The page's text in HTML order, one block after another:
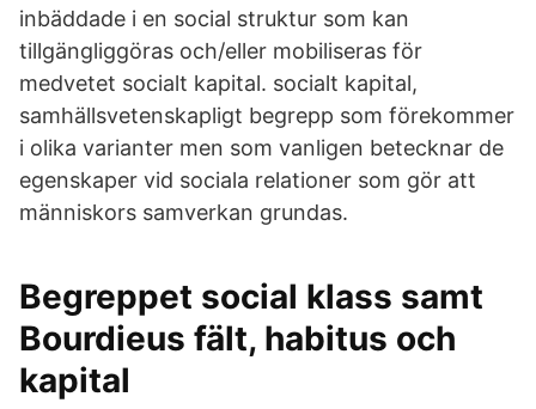
inbäddade i en social struktur som kan
tillgängliggöras och/eller mobiliseras för
medvetet socialt kapital. socialt kapital,
samhällsvetenskapligt begrepp som förekommer
i olika varianter men som vanligen betecknar de
egenskaper vid sociala relationer som gör att
människors samverkan grundas.
Begreppet social klass samt
Bourdieus fält, habitus och
kapital